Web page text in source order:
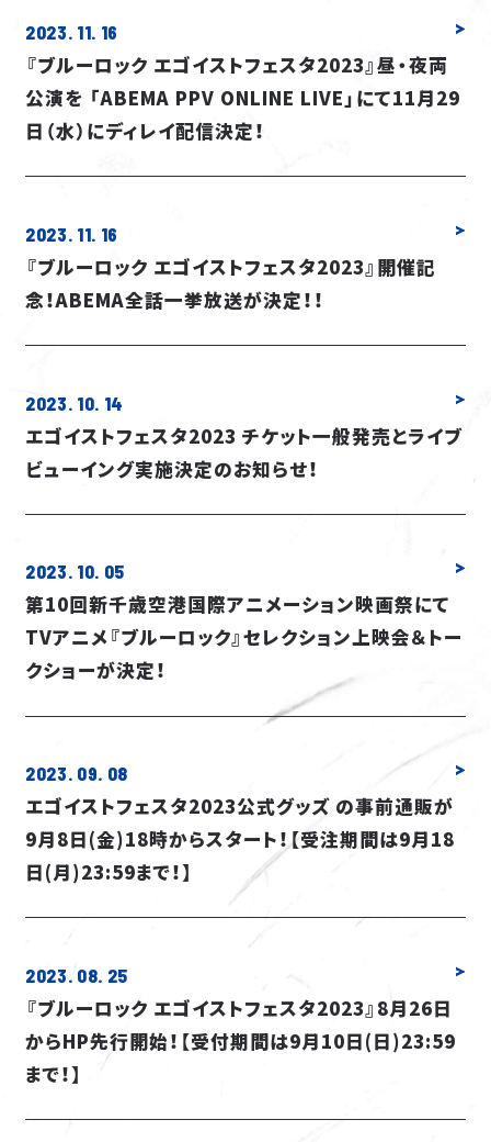
GLOBAL STREAMING
INTRODUCTION
STORY
STAFF
CAST COMMENT
Blu-ray
DVD
2023. 11. 16
『ブルーロック エゴイストフェスタ2023』昼・夜両
公演を 「ABEMA PPV ONLINE LIVE」にて11月29
日（水）にディレイ配信決定！
2023. 11. 16
『ブルーロック エゴイストフェスタ2023』開催記
念！ABEMA全話一挙放送が決定！！
2023. 10. 14
エゴイストフェスタ2023 チケット一般発売とライブ
ビューイング実施決定のお知らせ！
2023. 10. 05
第10回新千歳空港国際アニメーション映画祭にて
TVアニメ『ブルーロック』セレクション上映会＆トー
クショーが決定！
2023. 09. 08
エゴイストフェスタ2023公式グッズ の事前通販が
9月8日(金)18時からスタート！【受注期間は9月18
日(月)23:59まで！】
2023. 08. 25
『ブルーロック エゴイストフェスタ2023』8月26日
からHP先行開始！【受付期間は9月10日(日)23:59
まで！】